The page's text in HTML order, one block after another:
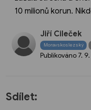
10 milionů korun.
Jiří Cileček
Moravskoslezský
Publikováno 7.
Sdílet: